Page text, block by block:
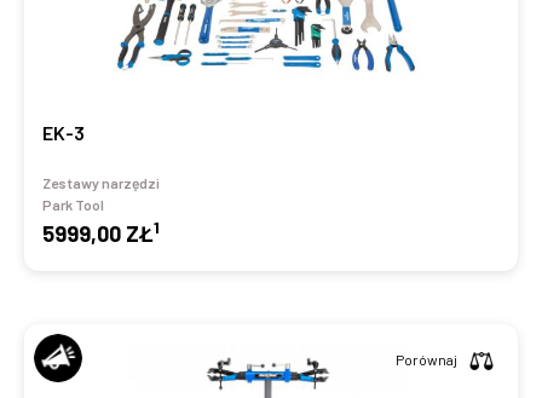
EK-3
Zestawy narzędzi
Park Tool
5999,00 ZŁ1
Porównaj